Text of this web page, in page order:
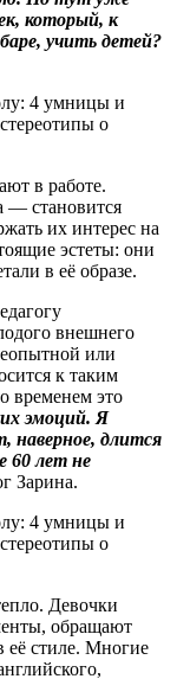
который, к
учить детей?
в работе.
— становится
их интерес на
эстеты: они
в её образе.
внешнего
или
к таким
временем это
эмоций. Я
наверное, длится
60 лет не
Зарина.
Девочки
обращают
стиле. Многие